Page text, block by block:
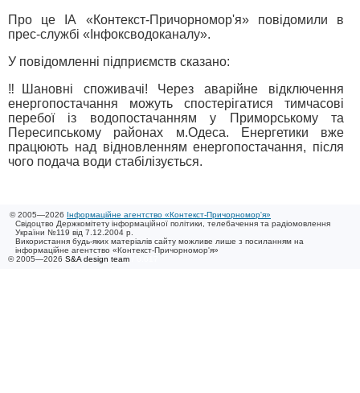
Про це ІА «Контекст-Причорномор'я» повідомили в
прес-службі «Інфоксводоканалу».
У повідомленні підприємств сказано:
‼️Шановні споживачі! Через аварійне відключення
енергопостачання можуть спостерігатися тимчасові
перебої із водопостачанням у Приморському та
Пересипському районах м.Одеса. Енергетики вже
працюють над відновленням енергопостачання, після
чого подача води стабілізується.
© 2005—2026 Інформаційне агентство «Контекст-Причорномор'я»
Свідоцтво Держкомітету інформаційної політики, телебачення та радіомовлення
України №119 від 7.12.2004 р.
Використання будь-яких матеріалів сайту можливе лише з посиланням на
інформаційне агентство «Контекст-Причорномор'я»
© 2005—2026 S&A design team